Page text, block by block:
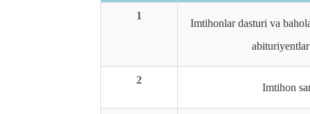
1
Imtihonlar dasturi va
2
Imtihon